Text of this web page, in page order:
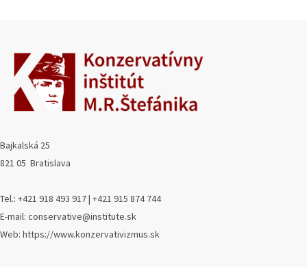
Bajkalská 25
821 05 Bratislava
Tel.: +421 918 493 917 | +421 915 874 744
E-mail: conservative@institute.sk
Web: https://www.konzervativizmus.sk